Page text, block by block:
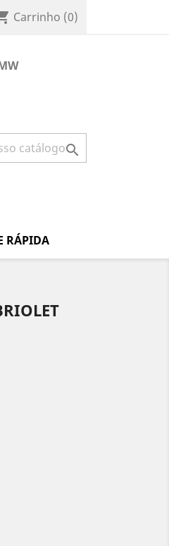
Carrinho (0)

RÁPIDA